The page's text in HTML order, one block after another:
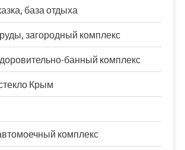
база отдыха
загородный комплекс
банный комплекс
Крым
комплекс